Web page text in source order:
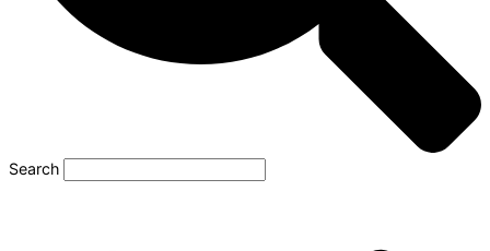
Search